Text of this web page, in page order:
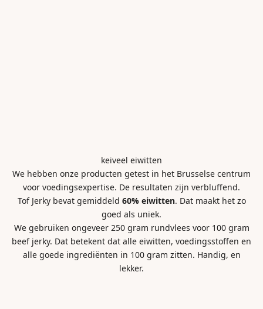
keiveel eiwitten
We hebben onze producten getest in het Brusselse centrum
voor voedingsexpertise. De resultaten zijn verbluffend.
Tof Jerky bevat gemiddeld 60% eiwitten. Dat maakt het zo
goed als uniek.
We gebruiken ongeveer 250 gram rundvlees voor 100 gram
beef jerky. Dat betekent dat alle eiwitten, voedingsstoffen en
alle goede ingrediënten in 100 gram zitten. Handig, en
lekker.